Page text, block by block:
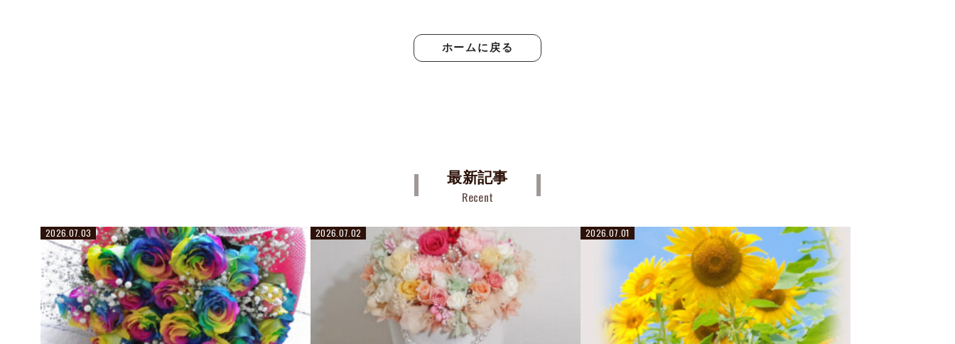
ホームに戻る
最新記事
Recent
2026.07.03 2026.07.02 2026.07.01